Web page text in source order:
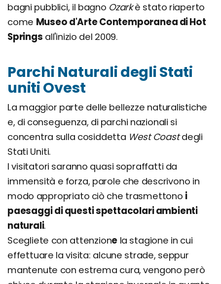
bagni pubblici, il bagno Ozarkè stato riaperto
come Museo d'Arte Contemporanea di Hot
Springs all'inizio del 2009.
Parchi Naturali degli Stati
uniti Ovest
La maggior parte delle bellezze naturalistiche
e, di conseguenza, di parchi nazionali si
concentra sulla cosiddetta West Coastdegli
Stati Uniti.
I visitatori saranno quasi sopraffatti da
immensità e forza, parole che descrivono in
modo appropriato ciò che trasmettono i
paesaggi di questi spettacolari ambienti
naturali.
Scegliete con attenzione la stagione in cui
effettuare la visita: alcune strade, seppur
mantenute con estrema cura, vengono però